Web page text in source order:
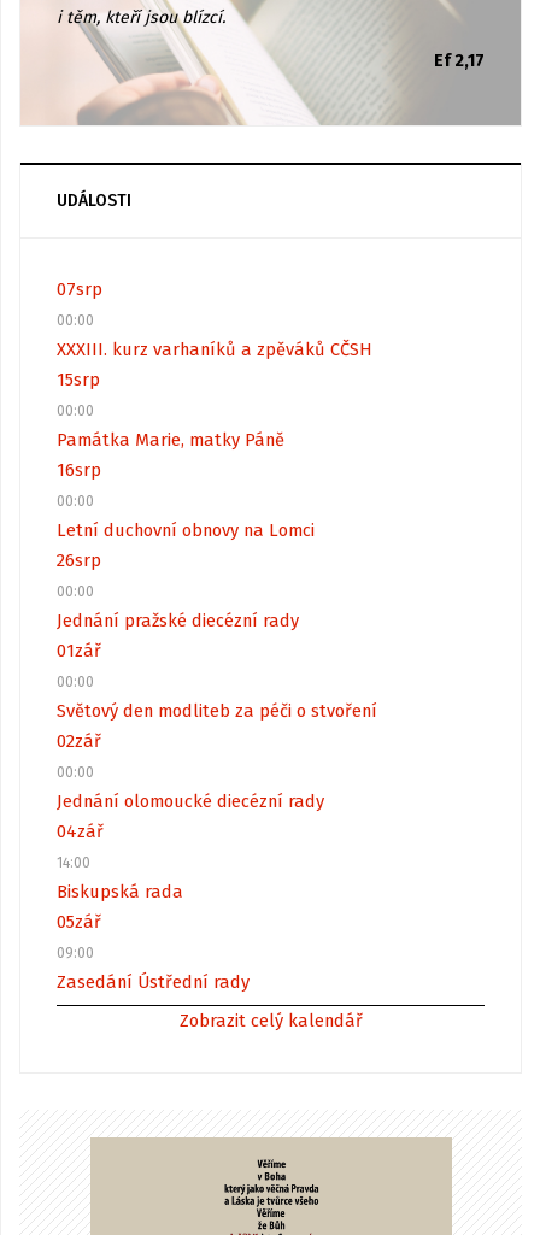
i těm, kteří jsou blízcí.
Ef 2,17
UDÁLOSTI
07srp
00:00
XXXIII. kurz varhaníků a zpěváků CČSH
15srp
00:00
Památka Marie, matky Páně
16srp
00:00
Letní duchovní obnovy na Lomci
26srp
00:00
Jednání pražské diecézní rady
01zář
00:00
Světový den modliteb za péči o stvoření
02zář
00:00
Jednání olomoucké diecézní rady
04zář
14:00
Biskupská rada
05zář
09:00
Zasedání Ústřední rady
Zobrazit celý kalendář